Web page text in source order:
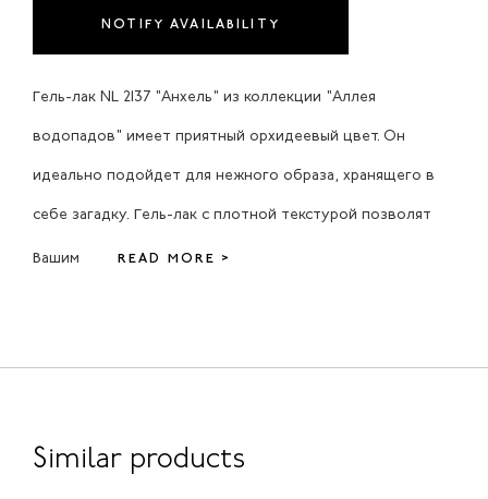
NOTIFY AVAILABILITY
Гель-лак NL 2137 "Анхель" из коллекции "Аллея
водопадов" имеет приятный орхидеевый цвет. Он
идеально подойдет для нежного образа, хранящего в
себе загадку. Гель-лак с плотной текстурой позволят
Вашим READ MORE >
Similar products